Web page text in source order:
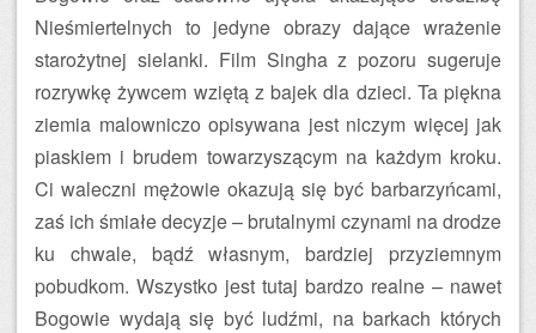
Nieśmiertelnych to jedyne obrazy dające wrażenie
starożytnej sielanki. Film Singha z pozoru sugeruje
rozrywkę żywcem wziętą z bajek dla dzieci. Ta piękna
ziemia malowniczo opisywana jest niczym więcej jak
piaskiem i brudem towarzyszącym na każdym kroku.
Ci waleczni mężowie okazują się być barbarzyńcami,
zaś ich śmiałe decyzje – brutalnymi czynami na drodze
ku chwale, bądź własnym, bardziej przyziemnym
pobudkom. Wszystko jest tutaj bardzo realne – nawet
Bogowie wydają się być ludźmi, na barkach których